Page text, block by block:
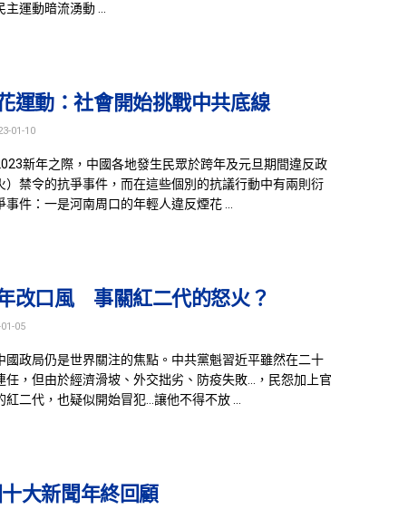
主運動暗流湧動 ...
運動：社會開始挑戰中共底線
01-10
新年之際，中國各地發生民眾於跨年及元旦期間違反政
）禁令的抗爭事件，而在這些個別的抗議行動中有兩則衍
事件：一是河南周口的年輕人違反煙花 ...
改口風 事關紅二代的怒火？
05
國政局仍是世界關注的焦點。中共黨魁習近平雖然在二十
任，但由於經濟滑坡、外交拙劣、防疫失敗…，民怨加上官
紅二代，也疑似開始冒犯…讓他不得不放 ...
大新聞年終回顧